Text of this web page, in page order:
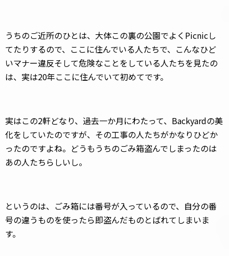
うちのご近所のひとは、大体この裏の公園でよくPicnicし
てたりするので、ここに住んでいる人たちで、こんなひど
いマナー違反そして危険なことをしている人たちを見たの
は、実は20年ここに住んでいて初めてです。
実はこの2軒どなり、過去一か月にわたって、Backyardの美
化をしていたのですが、その工事の人たちがかなりひどか
ったのですよね。どうもうちのごみ箱盗んでしまったのは
あの人たちらしいし。
というのは、ごみ箱には番号が入っているので、自分の番
号の違うものを使ったら即盗んだものとばれてしまいま
す。